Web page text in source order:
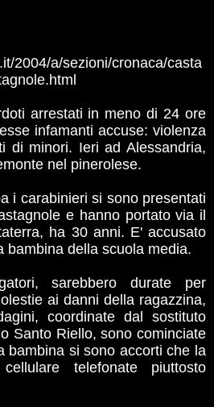
2004/a/sezioni/cronaca/casta
arrestati in meno di 24 ore
infamanti accuse: violenza
di minori. Ieri ad Alessandria,
nel pinerolese.
i carabinieri si sono presentati
e hanno portato via il
ha 30 anni. E' accusato
bambina della scuola media.
sarebbero durate per
ai danni della ragazzina,
coordinate dal sostituto
Santo Riello, sono cominciate
bambina si sono accorti che la
telefonate piuttosto